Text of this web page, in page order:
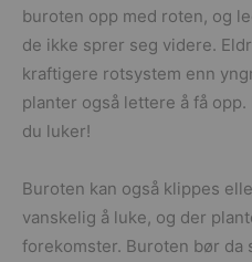
buroten opp med roten, og
de ikke sprer seg videre.
kraftigere rotsystem enn
planter også lettere å få
du luker!
Buroten kan også klippes
vanskelig å luke, og der
forekomster. Buroten bør da